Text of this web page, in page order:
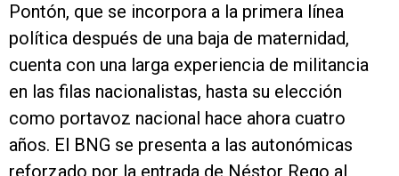
Pontón, que se incorpora a la primera línea
política después de una baja de maternidad,
cuenta con una larga experiencia de militancia
en las filas nacionalistas, hasta su elección
como portavoz nacional hace ahora cuatro
años. El BNG se presenta a las autonómicas
reforzado por la entrada de Néstor Rego al